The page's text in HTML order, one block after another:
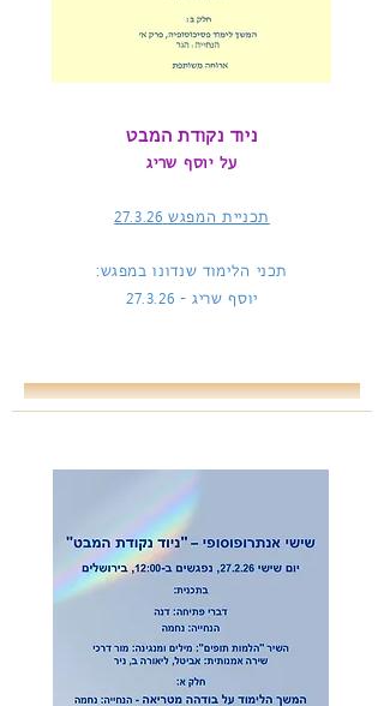
ניוד נקודת המבט
על יוסף שריג
תכניית המפגש 27.3.26
תכני הלימוד שנדונו במפגש:
יוסף שריג - 27.3.26